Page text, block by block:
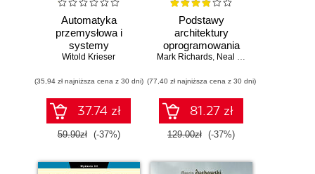
Automatyka
przemysłowa i
systemy
sterowania w
Witold Krieser
(35,94 zł najniższa cena z 30 dni)
37.74 zł
59.90zł (-37%)
Podstawy
architektury
oprogramowania
dla inżynierów.
Mark Richards, Neal Ford
(77,40 zł najniższa cena z 30 dni)
81.27 zł
129.00zł (-37%)